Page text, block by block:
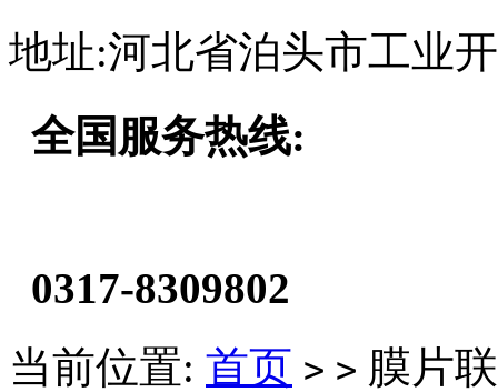
地址:河北省泊头市工业
全国服务热线:
0317-8309802
当前位置: 首页 > > 膜片